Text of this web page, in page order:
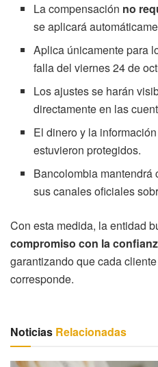
La compensación no
se aplicará
Aplica únicamente para
falla del viernes 24 de
Los ajustes se harán
directamente en las
El dinero y la
estuvieron protegidos.
Bancolombia mantendrá
sus canales oficiales
Con esta medida, la entidad
compromiso con la
garantizando que cada
corresponde.
Noticias Relacionadas